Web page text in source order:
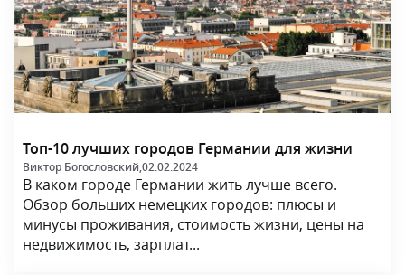
Топ-10 лучших городов Германии для жизни
Виктор Богословский,02.02.2024
В каком городе Германии жить лучше всего.
Обзор больших немецких городов: плюсы и
минусы проживания, стоимость жизни, цены на
недвижимость, зарплат...